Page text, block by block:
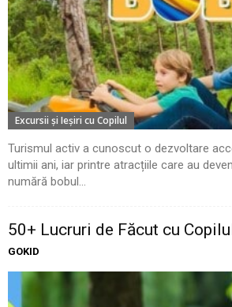
Excursii şi Ieşiri cu Copilul
Turismul activ a cunoscut o dezvoltare
ultimii ani, iar printre atracțiile care au
numără bobul...
50+ Lucruri de Făcut cu
GOKID